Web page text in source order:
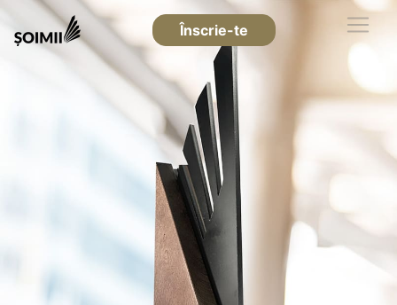
Înscrie-te